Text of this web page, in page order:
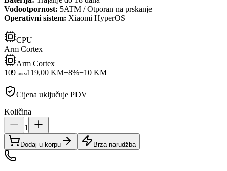
Vodootpornost: 5ATM / Otporan na prskanje
Operativni sistem: Xiaomi HyperOS
CPU
Arm Cortex
Arm Cortex
109 00KM119,00 KM−8%−10 KM
Cijena uključuje PDV
Količina
1
Dodaj u korpu Brza narudžba